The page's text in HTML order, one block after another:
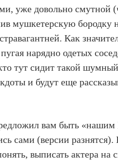
уже довольно смутной
мушкетерскую бородку
Как
нарядно одетых
тут сидит такой
и будут еще
вам быть «нашим
сами (версии
выписать актера